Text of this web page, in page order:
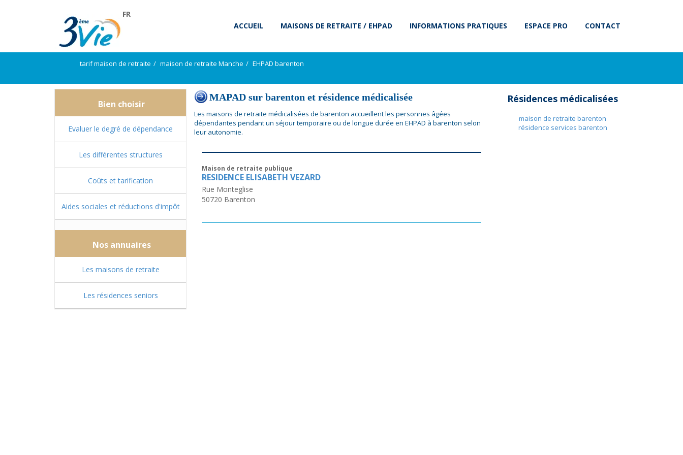
FR
ACCUEIL
MAISONS DE RETRAITE / EHPAD INFORMATIONS PRATIQUES ESPACE PRO CONTACT
tarif maison de retraite maison de retraite Manche EHPAD barenton
Bien choisir
Evaluer le degré de dépendance
Les différentes structures
Coûts et tarification
Aides sociales et réductions d'impôt
Nos annuaires
Les maisons de retraite
Les résidences seniors
MAPAD sur barenton et résidence médicalisée
Les maisons de retraite médicalisées de barenton accueillent les personnes âgées
dépendantes pendant un séjour temporaire ou de longue durée en EHPAD à barenton selon
leur autonomie.
Maison de retraite publique
RESIDENCE ELISABETH VEZARD
Rue Monteglise
50720 Barenton
Résidences médicalisées
maison de retraite barenton
résidence services barenton